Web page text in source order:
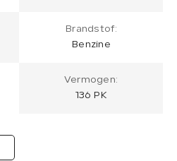
Brandstof:
Benzine
Vermogen:
136 PK